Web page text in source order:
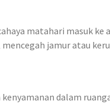
matahari masuk
jamur atau
dalam